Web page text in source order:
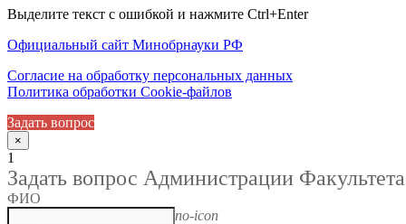
Выделите текст с ошибкой и нажмите Ctrl+Enter
Официальный сайт Минобрнауки РФ
Согласие на обработку персональных данных
Политика обработки Cookie-файлов
Задать вопрос
×
1
Задать вопрос Администрации Факультета
ФИО
no-icon